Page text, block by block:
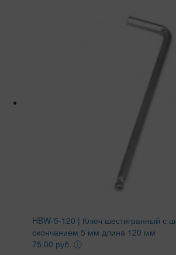
HBW-5-120 | Ключ шестигранный с
окончанием 5 мм длина 120 мм
75.00 руб. ⓘ